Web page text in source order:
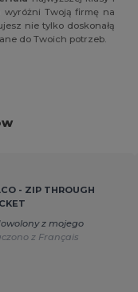
Twoją firmę na
nie tylko doskonałą
do Twoich potrzeb.
- ZIP THROUGH
z mojego
z Français